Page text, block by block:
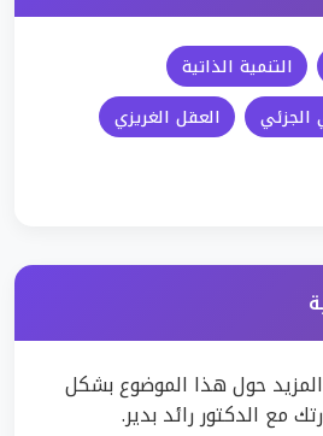
التنمية الذاتية
الجزئي
العقل الغريزي
حول هذا الموضوع بشكل
مع الدكتور رائد بدير.